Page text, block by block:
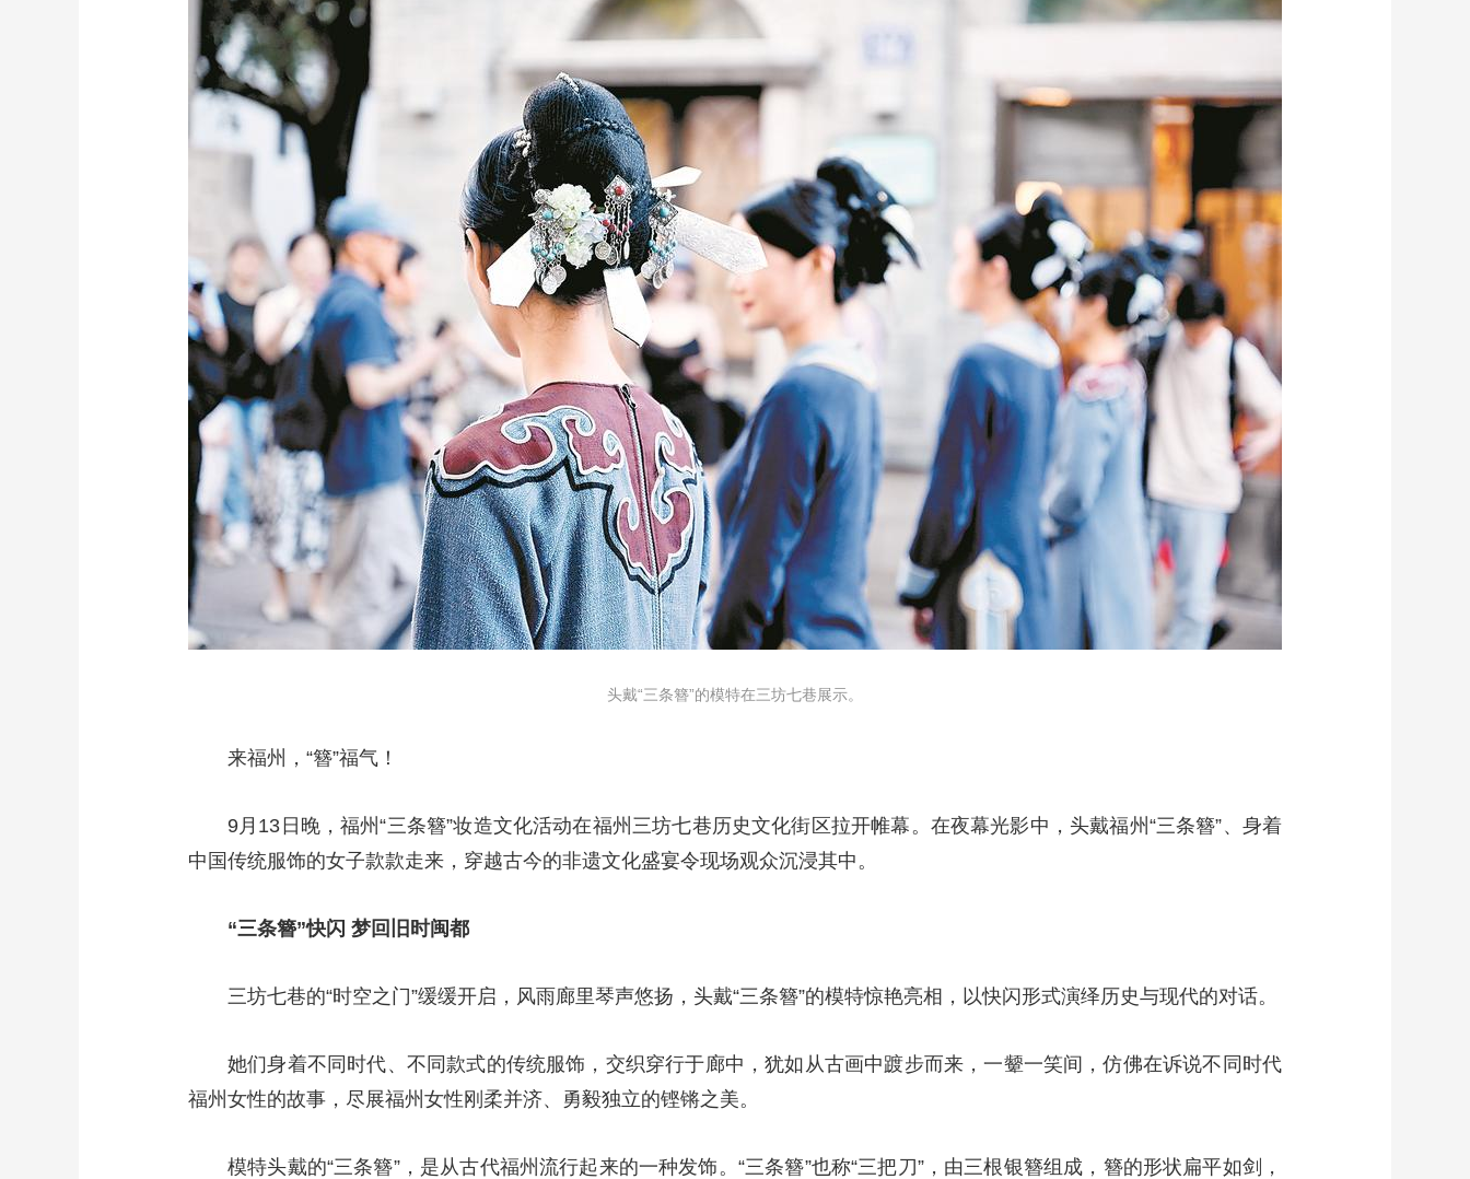
头戴“三条簪”的模特在三坊七巷展示。
来福州，“簪”福气！
9月13日晚，福州“三条簪”妆造文化活动在福州三坊七巷历史文化街区拉开帷幕。在夜幕光影中，头戴福州“三条簪”、身着
中国传统服饰的女子款款走来，穿越古今的非遗文化盛宴令现场观众沉浸其中。
“三条簪”快闪 梦回旧时闽都
三坊七巷的“时空之门”缓缓开启，风雨廊里琴声悠扬，头戴“三条簪”的模特惊艳亮相，以快闪形式演绎历史与现代的对话。
她们身着不同时代、不同款式的传统服饰，交织穿行于廊中，犹如从古画中踱步而来，一颦一笑间，仿佛在诉说不同时代
福州女性的故事，尽展福州女性刚柔并济、勇毅独立的铿锵之美。
模特头戴的“三条簪”，是从古代福州流行起来的一种发饰。“三条簪”也称“三把刀”，由三根银簪组成，簪的形状扁平如剑，